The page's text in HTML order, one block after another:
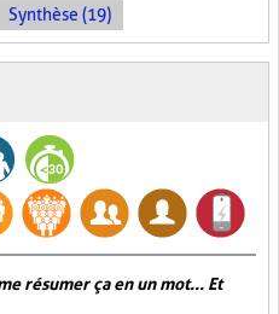
Synthèse (19)
résumer ça en un mot... Et